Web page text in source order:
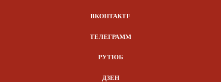
ВКОНТАКТЕ
ТЕЛЕГРАММ
РУТЮБ
ДЗЕН